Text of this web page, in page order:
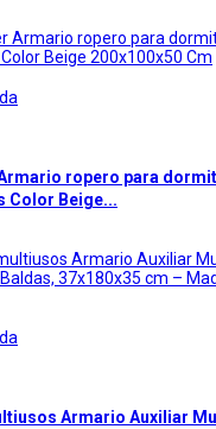
ropero para
Color Beige...
Armario Auxiliar